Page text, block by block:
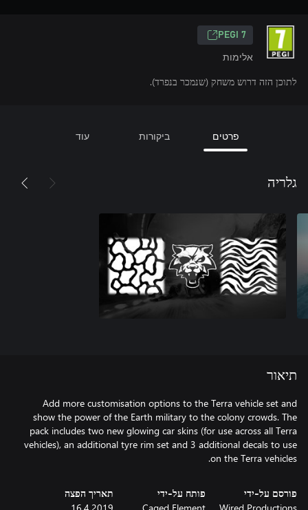
PEGI 7
אלימות
לתוכן הזה דרוש משחק (שנמכר בנפרד).
פרטים ביקורות עוד
גלריה
תיאור
Add more customisation options to the Terra vehicle set and
show the power of the Earth military to the colony crowds. The
pack includes two new glowing car skins (for use across all Terra
vehicles), an additional tyre rim set and 3 additional decals to use
on the Terra vehicles.
פורסם על-ידי פותח על-ידי תאריך הפצה